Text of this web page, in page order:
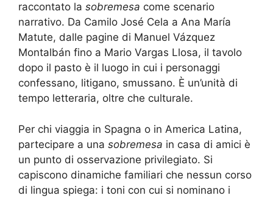
raccontato la sobremesa come scenario
narrativo. Da Camilo José Cela a Ana María
Matute, dalle pagine di Manuel Vázquez
Montalbán fino a Mario Vargas Llosa, il tavolo
dopo il pasto è il luogo in cui i personaggi
confessano, litigano, smussano. È un’unità di
tempo letteraria, oltre che culturale.
Per chi viaggia in Spagna o in America Latina,
partecipare a una sobremesa in casa di amici è
un punto di osservazione privilegiato. Si
capiscono dinamiche familiari che nessun corso
di lingua spiega: i toni con cui si nominano i